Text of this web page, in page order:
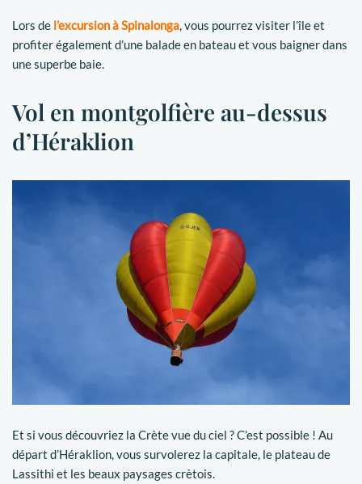
Lors de l’excursion à Spinalonga, vous pourrez visiter l’île et
profiter également d’une balade en bateau et vous baigner dans
une superbe baie.
Vol en montgolfière au-dessus
d’Héraklion
Et si vous découvriez la Crète vue du ciel ? C’est possible ! Au
départ d’Héraklion, vous survolerez la capitale, le plateau de
Lassithi et les beaux paysages crètois.